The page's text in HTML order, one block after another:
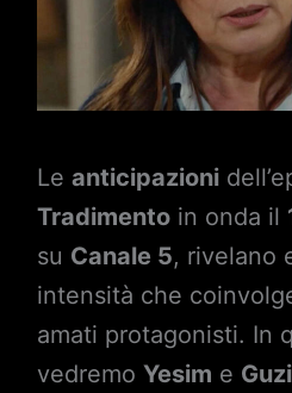
Le anticipazioni
Tradimentoin onda il
su Canale 5, rivelano
intensità che
amati protagonisti. In
vedremo Yesim e